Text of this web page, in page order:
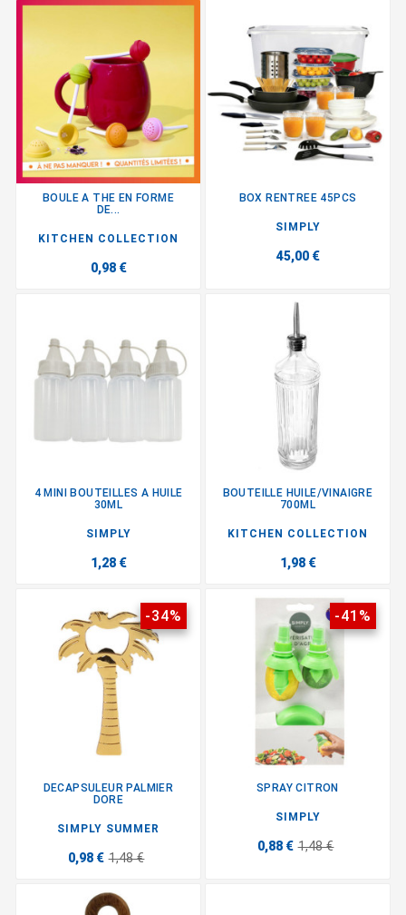
BOULE A THE EN FORME
DE...
KITCHEN COLLECTION
0,98 €
BOX RENTREE 45PCS
SIMPLY
45,00 €
4 MINI BOUTEILLES A HUILE
30ML
SIMPLY
1,28 €
BOUTEILLE HUILE/VINAIGRE
700ML
KITCHEN COLLECTION
1,98 €
-34%
DECAPSULEUR PALMIER
DORE
SIMPLY SUMMER
0,98 € 1,48 €
-41%
SPRAY CITRON
SIMPLY
0,88 € 1,48 €